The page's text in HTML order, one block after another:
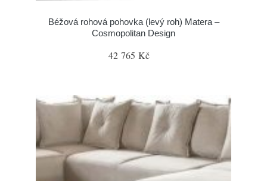
Béžová rohová pohovka (levý roh) Matera –
Cosmopolitan Design
42 765 Kč